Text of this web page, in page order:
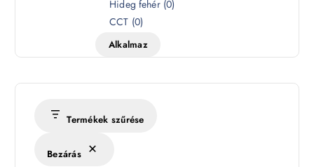
é
s
k
Hideg fehér (0)
CCT (0)
Alkalmaz
Termékek szűrése
Bezárás